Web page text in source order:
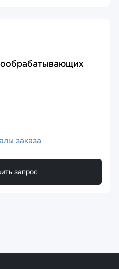
заказа
запрос